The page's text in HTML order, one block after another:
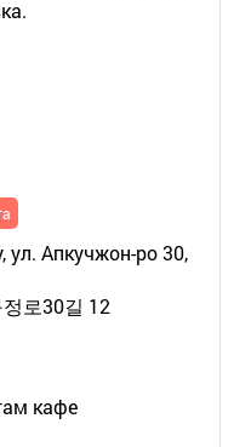
ул. Апкучжон-ро 30,
로30길 12
кафе